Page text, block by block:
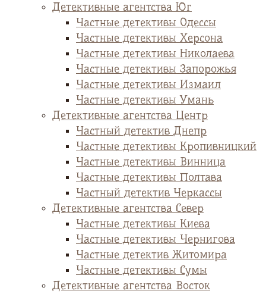
Детективные агентства Юг
Частные детективы Одессы
Частные детективы Херсона
Частные детективы Николаева
Частные детективы Запорожья
Частные детективы Измаил
Частные детективы Умань
Детективные агентства Центр
Частный детектив Днепр
Частные детективы Кропивницкий
Частные детективы Винница
Частные детективы Полтава
Частный детектив Черкассы
Детективные агентства Север
Частные детективы Киева
Частные детективы Чернигова
Частные детектив Житомира
Частные детективы Сумы
Детективные агентства Восток